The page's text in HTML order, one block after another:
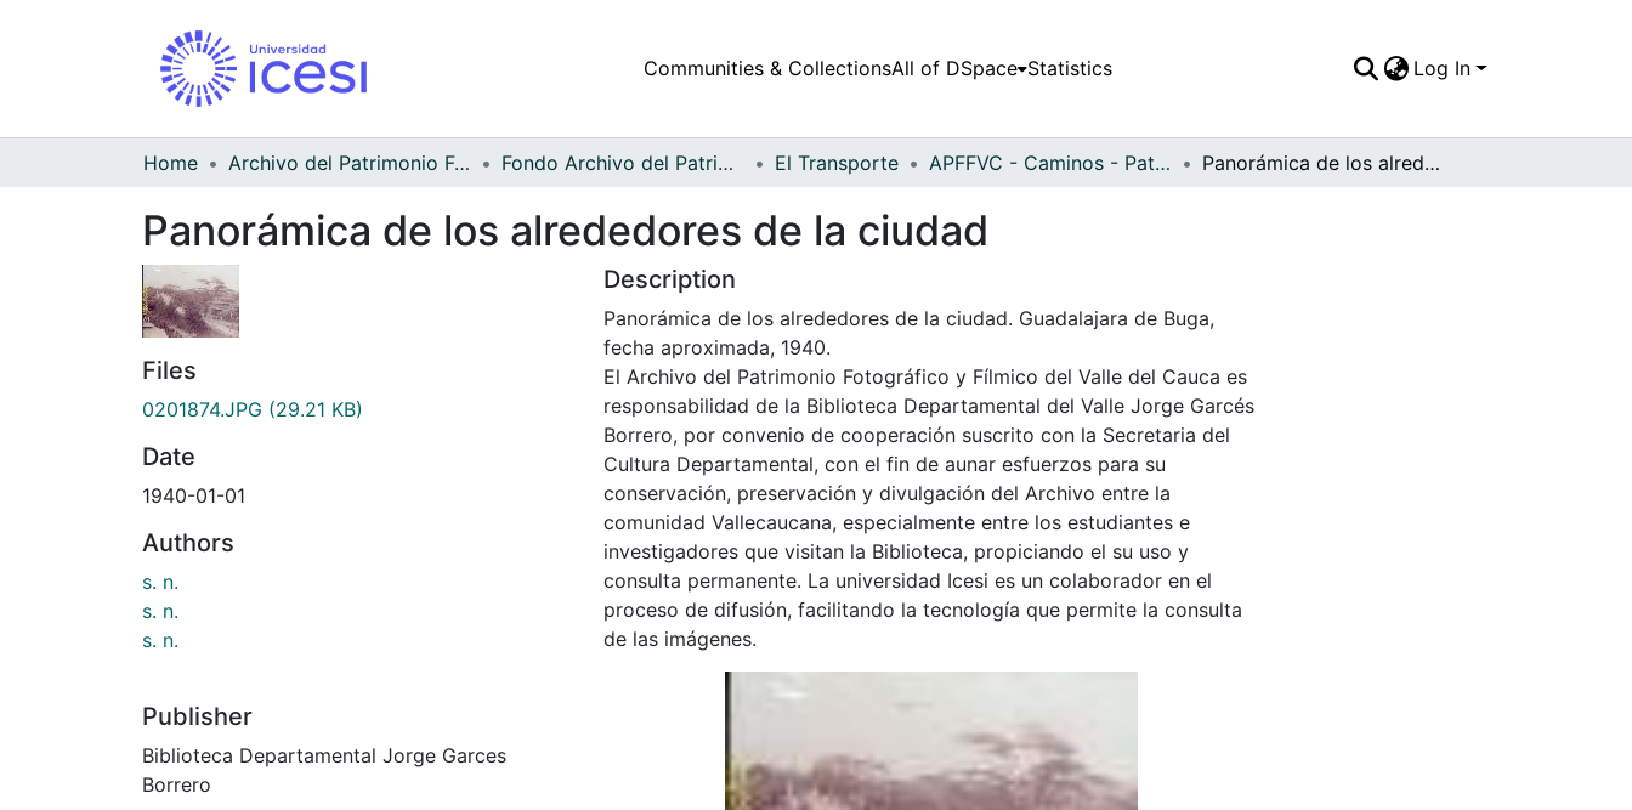
Communities & CollectionsAll of DSpace Statistics Log In
Home Archivo del Patrimonio Fotográfico y Fílmico del Valle del Cauca Fondo Archivo del Patrimonio Fotográfico y Fílmico del Valle del Cauca El Transporte APFFVC - Caminos - Patrimonial Panorámica de los alrededores de la ciudad
Panorámica de los alrededores de la ciudad
Files
0201874.JPG (29.21 KB)
Date
1940-01-01
Authors
s. n.
s. n.
s. n.
Publisher
Biblioteca Departamental Jorge Garces
Borrero
Description
Panorámica de los alrededores de la ciudad. Guadalajara de Buga,
fecha aproximada, 1940.
El Archivo del Patrimonio Fotográfico y Fílmico del Valle del Cauca es
responsabilidad de la Biblioteca Departamental del Valle Jorge Garcés
Borrero, por convenio de cooperación suscrito con la Secretaria del
Cultura Departamental, con el fin de aunar esfuerzos para su
conservación, preservación y divulgación del Archivo entre la
comunidad Vallecaucana, especialmente entre los estudiantes e
investigadores que visitan la Biblioteca, propiciando el su uso y
consulta permanente. La universidad Icesi es un colaborador en el
proceso de difusión, facilitando la tecnología que permite la consulta
de las imágenes.